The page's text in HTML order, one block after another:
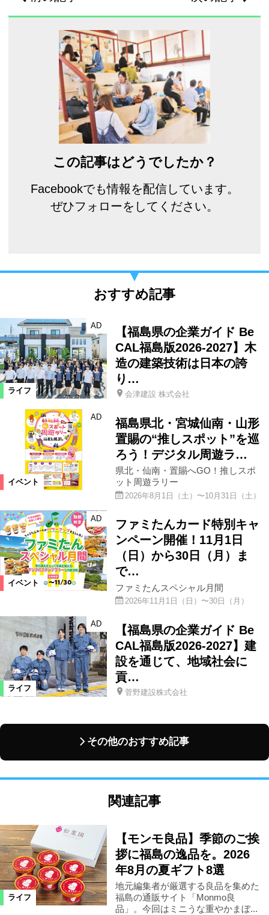
この記事はどうでしたか？
Facebookでも情報を配信しています。
ぜひフォローをしてください。
おすすめ記事
ライフ
AD
【福島県の企業ガイド Be
CAL福島版2026-2027】木
造の建築技術は日本の誇
り…
会津建設 株式会社
イベント
AD
福島県北・宮城仙南・山形
置賜の“推しスポット”を巡
ろう！デジタル周遊ラ…
県北・仙南・置賜へGO！推しスポ
ット周遊ラリー
2026年8月1日（土）〜10月31日（土）
イベント
AD
ファミたんカード特別キャ
ンペーン開催！11月1日
（日）から30日（月）ま
で…
ファミたんスペシャル月間
2026年11月1日（日）〜30日（月）
ライフ
AD
【福島県の企業ガイド Be
CAL福島版2026-2027】建
設を通じて、地域社会に
貢…
菅野建設株式会社
その他のおすすめ記事
関連記事
ライフ
【モンモ良品】季節のご挨
拶に福島の逸品を。2026
年8月の夏ギフト8選
地元編集者が厳選する良品を集めた
福島の通販サイト「Monmo良
品」。今回はミニうな重やかまぼ...